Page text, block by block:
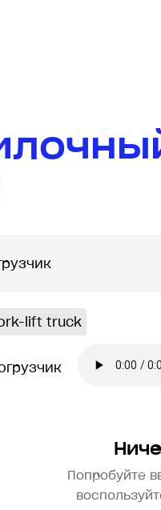
lift truck
Попробуйте